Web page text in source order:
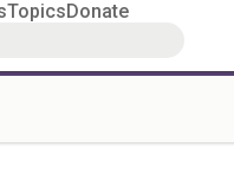
TopicsDonate